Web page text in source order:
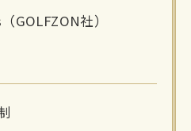
GOLFZON社）